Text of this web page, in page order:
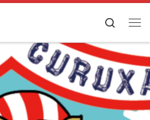
Search